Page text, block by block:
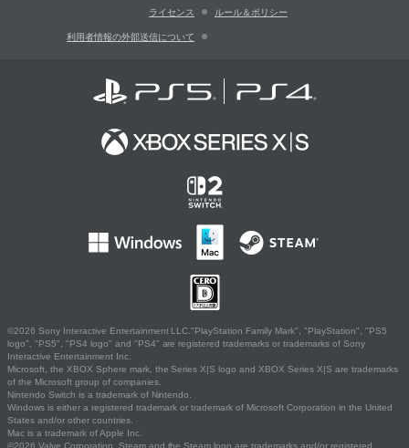
ライセンス ルール＆ポリシー
利用者情報の外部送信について
©2026 Sony Interactive Entertainment LLC."PlayStation Family Mark", "PlayStation", "PS5
logo", "PS5", "PS4 logo" and "PS4" are registered trademarks or trademarks of Sony
Interactive Entertainment Inc.
Microsoft, the XBOX Sphere mark, the Series X|S logo and XBOX Series X|S are trademarks
of the Microsoft group of companies.
Nintendo Switch is a trademark of Nintendo.
Windows is either a registered trademark or trademark of Microsoft Corporation in the United
States and/or other countries.
Mac is a trademark of Apple Inc.
©2026 Valve Corporation. Steam and the Steam logo are trademarks and/or registered